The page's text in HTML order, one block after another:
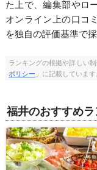
た上で、編集部やロ
オンライン上の口コ
を独自の評価基準で
ランキングの根拠や詳しい
ポリシー 」に記載しています
福井のおすすめ